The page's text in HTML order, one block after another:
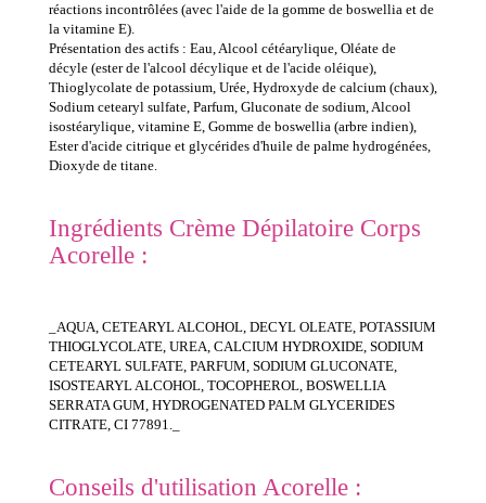
réactions incontrôlées (avec l'aide de la gomme de boswellia et de
la vitamine E).
Présentation des actifs : Eau, Alcool cétéarylique, Oléate de
décyle (ester de l'alcool décylique et de l'acide oléique),
Thioglycolate de potassium, Urée, Hydroxyde de calcium (chaux),
Sodium cetearyl sulfate, Parfum, Gluconate de sodium, Alcool
isostéarylique, vitamine E, Gomme de boswellia (arbre indien),
Ester d'acide citrique et glycérides d'huile de palme hydrogénées,
Dioxyde de titane.
Ingrédients Crème Dépilatoire Corps
Acorelle :
_AQUA, CETEARYL ALCOHOL, DECYL OLEATE, POTASSIUM
THIOGLYCOLATE, UREA, CALCIUM HYDROXIDE, SODIUM
CETEARYL SULFATE, PARFUM, SODIUM GLUCONATE,
ISOSTEARYL ALCOHOL, TOCOPHEROL, BOSWELLIA
SERRATA GUM, HYDROGENATED PALM GLYCERIDES
CITRATE, CI 77891._
Conseils d'utilisation Acorelle :